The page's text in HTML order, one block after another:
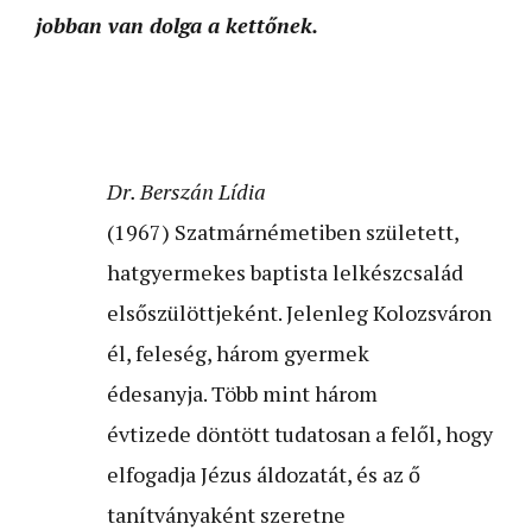
jobban van dolga a kettőnek.
Dr. Berszán Lídia
(1967) Szatmárnémetiben született,
hatgyermekes baptista lelkészcsalád
elsőszülöttjeként. Jelenleg Kolozsváron
él, feleség, három gyermek
édesanyja. Több mint három
évtizede döntött tudatosan a felől, hogy
elfogadja Jézus áldozatát, és az ő
tanítványaként szeretne